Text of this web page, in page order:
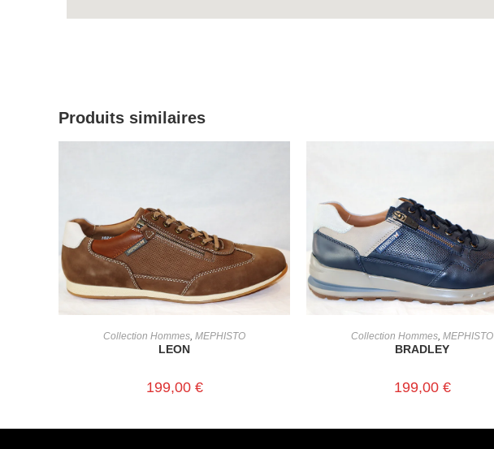
Produits similaires
CHOIX DES OPTIONS
Collection Hommes MEPHISTO
LEON
199,00 €
CHOIX DES OPTIONS
Collection Hommes MEPHISTO
BRADLEY
199,00 €